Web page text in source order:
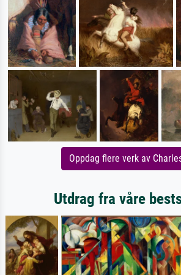
Oppdag flere verk av
Utdrag fra våre